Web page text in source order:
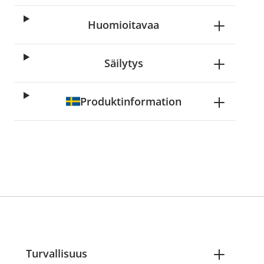
Huomioitavaa
Säilytys
Produktinformation
Turvallisuus